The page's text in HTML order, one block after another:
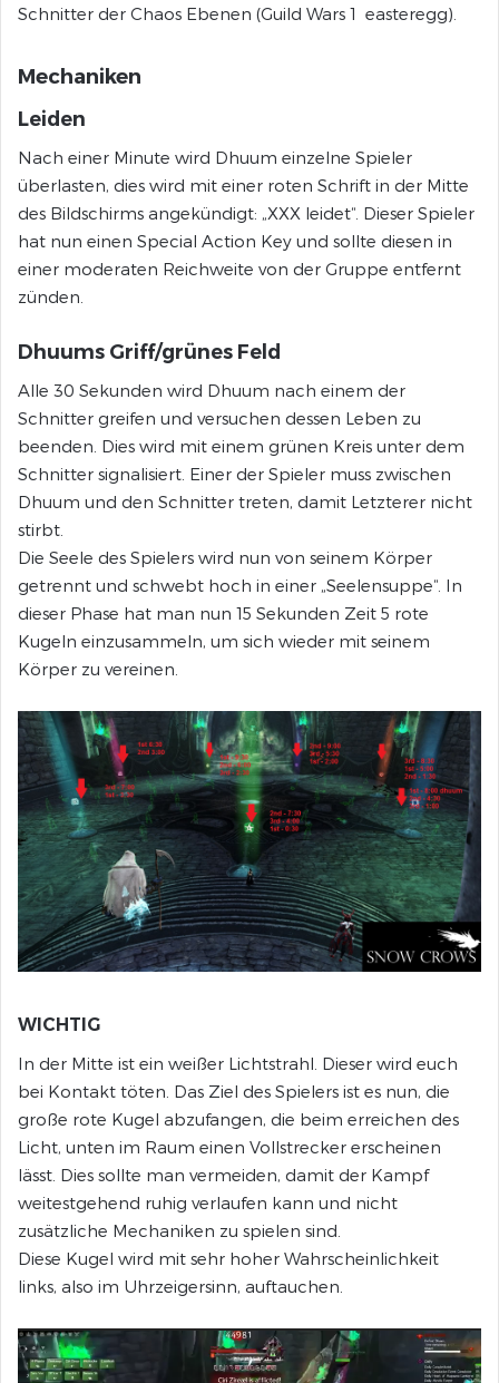
Schnitter der Chaos Ebenen (Guild Wars 1 easteregg).
Mechaniken
Leiden
Nach einer Minute wird Dhuum einzelne Spieler
überlasten, dies wird mit einer roten Schrift in der Mitte
des Bildschirms angekündigt: „XXX leidet“. Dieser Spieler
hat nun einen Special Action Key und sollte diesen in
einer moderaten Reichweite von der Gruppe entfernt
zünden.
Dhuums Griff/grünes Feld
Alle 30 Sekunden wird Dhuum nach einem der
Schnitter greifen und versuchen dessen Leben zu
beenden. Dies wird mit einem grünen Kreis unter dem
Schnitter signalisiert. Einer der Spieler muss zwischen
Dhuum und den Schnitter treten, damit Letzterer nicht
stirbt.
Die Seele des Spielers wird nun von seinem Körper
getrennt und schwebt hoch in einer „Seelensuppe“. In
dieser Phase hat man nun 15 Sekunden Zeit 5 rote
Kugeln einzusammeln, um sich wieder mit seinem
Körper zu vereinen.
WICHTIG
In der Mitte ist ein weißer Lichtstrahl. Dieser wird euch
bei Kontakt töten. Das Ziel des Spielers ist es nun, die
große rote Kugel abzufangen, die beim erreichen des
Licht, unten im Raum einen Vollstrecker erscheinen
lässt. Dies sollte man vermeiden, damit der Kampf
weitestgehend ruhig verlaufen kann und nicht
zusätzliche Mechaniken zu spielen sind.
Diese Kugel wird mit sehr hoher Wahrscheinlichkeit
links, also im Uhrzeigersinn, auftauchen.
Video-
Player